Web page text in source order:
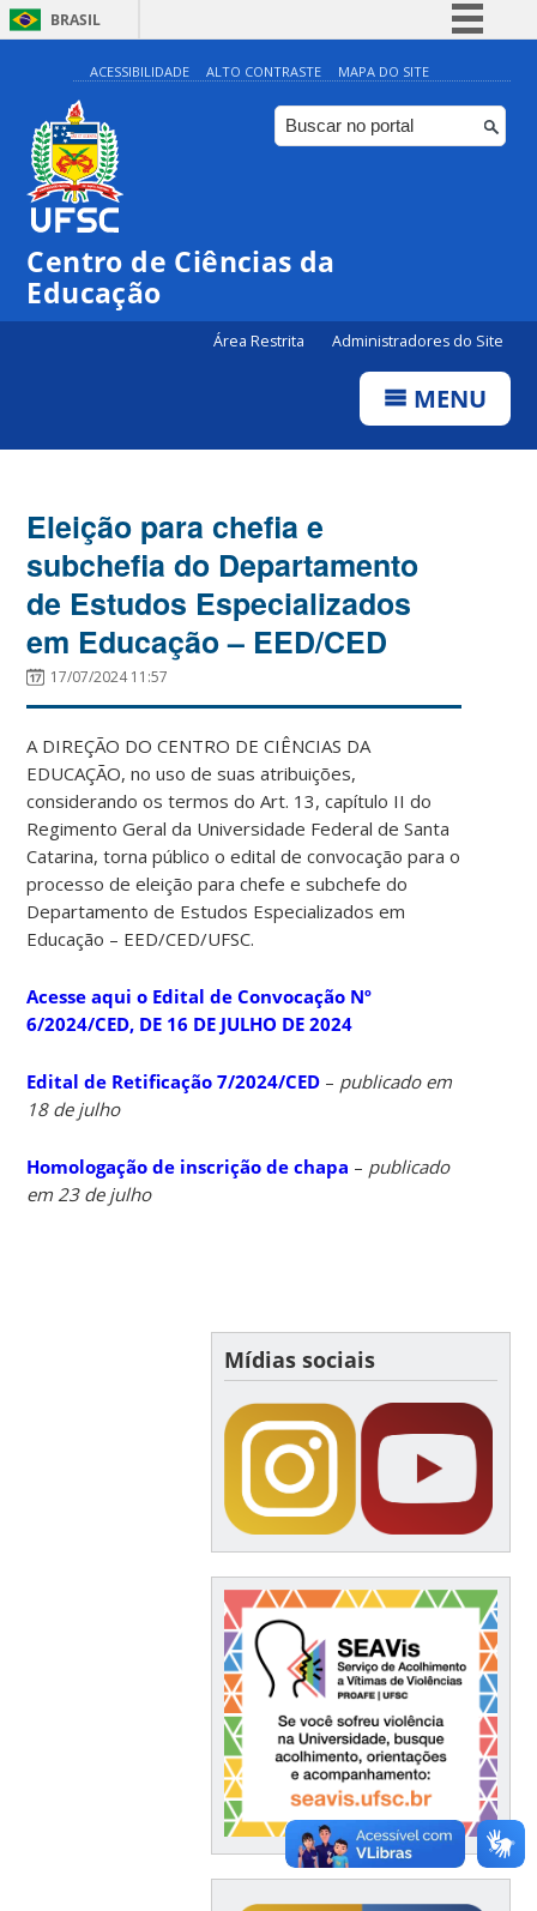
BRASIL
Simplifique!
Comunica BR
Participe
ACESSIBILIDADE ALTO CONTRASTE MAPA DO SITE
Centro de Ciências da
Educação
Área Restrita Administradores do Site
MENU
Eleição para chefia e
subchefia do Departamento
de Estudos Especializados
em Educação – EED/CED
17/07/2024 11:57
A DIREÇÃO DO CENTRO DE CIÊNCIAS DA
EDUCAÇÃO, no uso de suas atribuições,
considerando os termos do Art. 13, capítulo II do
Regimento Geral da Universidade Federal de Santa
Catarina, torna público o edital de convocação para o
processo de eleição para chefe e subchefe do
Departamento de Estudos Especializados em
Educação – EED/CED/UFSC.
Acesse aqui o Edital de Convocação Nº
6/2024/CED, DE 16 DE JULHO DE 2024
Edital de Retificação 7/2024/CED – publicado em
18 de julho
Homologação de inscrição de chapa – publicado
em 23 de julho
Mídias sociais